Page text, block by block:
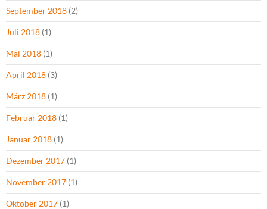
September 2018 (2)
Juli 2018 (1)
Mai 2018 (1)
April 2018 (3)
März 2018 (1)
Februar 2018 (1)
Januar 2018 (1)
Dezember 2017 (1)
November 2017 (1)
Oktober 2017 (1)